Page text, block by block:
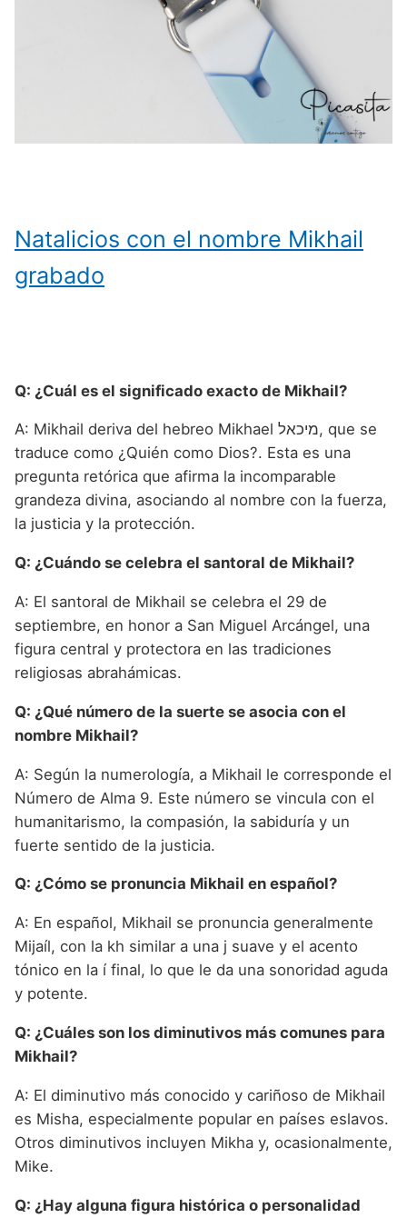
Natalicios con el nombre Mikhail
grabado
Q: ¿Cuál es el significado exacto de Mikhail?
A: Mikhail deriva del hebreo Mikhael מיכאל, que se
traduce como ¿Quién como Dios?. Esta es una
pregunta retórica que afirma la incomparable
grandeza divina, asociando al nombre con la fuerza,
la justicia y la protección.
Q: ¿Cuándo se celebra el santoral de Mikhail?
A: El santoral de Mikhail se celebra el 29 de
septiembre, en honor a San Miguel Arcángel, una
figura central y protectora en las tradiciones
religiosas abrahámicas.
Q: ¿Qué número de la suerte se asocia con el
nombre Mikhail?
A: Según la numerología, a Mikhail le corresponde el
Número de Alma 9. Este número se vincula con el
humanitarismo, la compasión, la sabiduría y un
fuerte sentido de la justicia.
Q: ¿Cómo se pronuncia Mikhail en español?
A: En español, Mikhail se pronuncia generalmente
Mijaíl, con la kh similar a una j suave y el acento
tónico en la í final, lo que le da una sonoridad aguda
y potente.
Q: ¿Cuáles son los diminutivos más comunes para
Mikhail?
A: El diminutivo más conocido y cariñoso de Mikhail
es Misha, especialmente popular en países eslavos.
Otros diminutivos incluyen Mikha y, ocasionalmente,
Mike.
Q: ¿Hay alguna figura histórica o personalidad